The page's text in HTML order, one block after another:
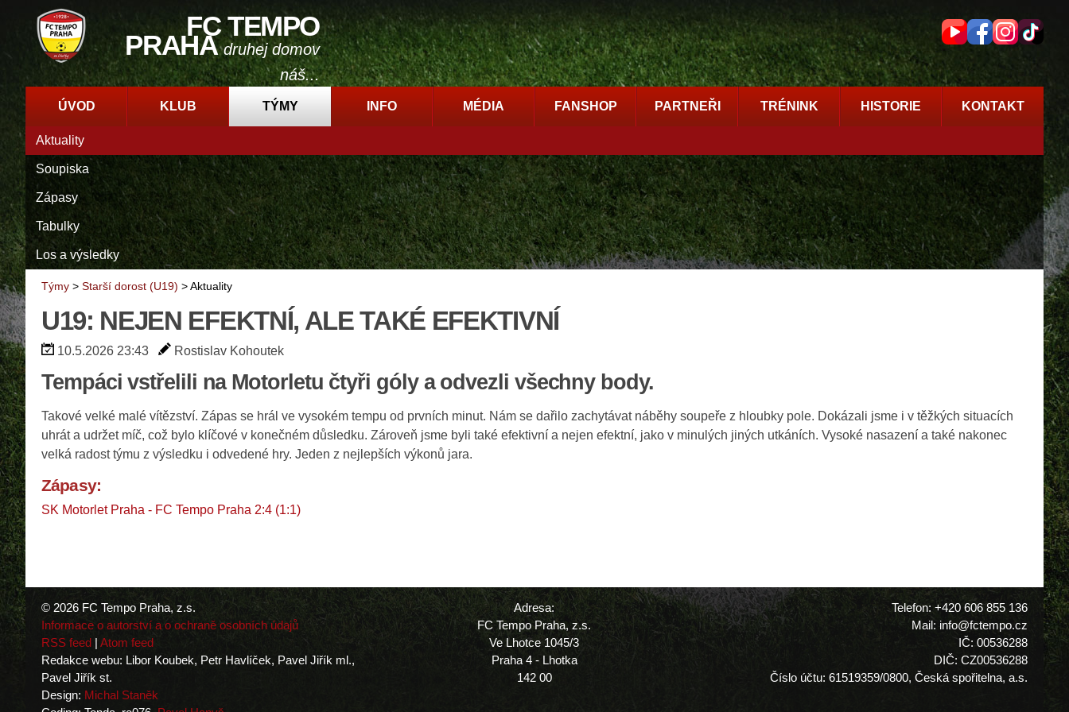
FC TEMPO
PRAHAdruhej domov
náš...
ÚVOD KLUB TÝMY INFO MÉDIA FANSHOP PARTNEŘI TRÉNINK HISTORIE KONTAKT
Aktuality
Soupiska
Zápasy
Tabulky
Los a výsledky
Týmy > Starší dorost (U19) >Aktuality
U19: NEJEN EFEKTNÍ, ALE TAKÉ EFEKTIVNÍ
10.5.2026 23:43 Rostislav Kohoutek
Tempáci vstřelili na Motorletu čtyři góly a odvezli všechny body.
Takové velké malé vítězství. Zápas se hrál ve vysokém tempu od prvních minut. Nám se dařilo zachytávat náběhy soupeře z hloubky pole. Dokázali jsme i v těžkých situacích
uhrát a udržet míč, což bylo klíčové v konečném důsledku. Zároveň jsme byli také efektivní a nejen efektní, jako v minulých jiných utkáních. Vysoké nasazení a také nakonec
velká radost týmu z výsledku i odvedené hry. Jeden z nejlepších výkonů jara.
Zápasy:
SK Motorlet Praha - FC Tempo Praha 2:4 (1:1)
© 2026 FC Tempo Praha, z.s.
Informace o autorství a o ochraně osobních údajů
RSS feed | Atom feed
Redakce webu: Libor Koubek, Petr Havlíček, Pavel Jiřík ml.,
Pavel Jiřík st.
Design: Michal Staněk
Adresa:
FC Tempo Praha, z.s.
Ve Lhotce 1045/3
Praha 4 - Lhotka
142 00
Telefon: +420 606 855 136
Mail: info@fctempo.cz
IČ: 00536288
DIČ: CZ00536288
Číslo účtu: 61519359/0800, Česká spořitelna, a.s.